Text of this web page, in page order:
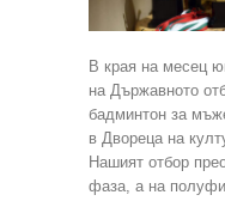
В края на месец
на Държавното
бадминтон за
в Двореца на
Нашият отбор
фаза, а на